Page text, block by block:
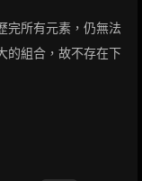
完所有元素，仍無法
的組合，故不存在下